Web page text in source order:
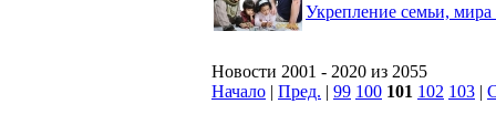
Укрепление семьи, мира
Новости 2001 - 2020 из 2055
Начало | Пред. | 99 100 101 102 103 |